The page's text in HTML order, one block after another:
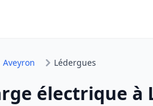
Aveyron Lédergues
électrique à